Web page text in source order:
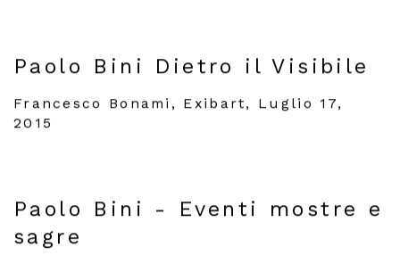
Paolo Bini Dietro il Visibile
Francesco Bonami, Exibart, Luglio 17,
2015
Paolo Bini - Eventi mostre e
sagre